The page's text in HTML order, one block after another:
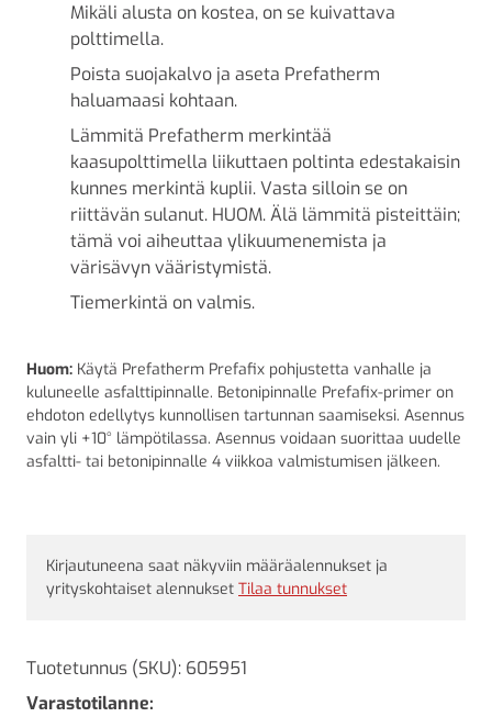
Mikäli alusta on kostea, on se kuivattava
polttimella.
Poista suojakalvo ja aseta Prefatherm
haluamaasi kohtaan.
Lämmitä Prefatherm merkintää
kaasupolttimella liikuttaen poltinta edestakaisin
kunnes merkintä kuplii. Vasta silloin se on
riittävän sulanut. HUOM. Älä lämmitä pisteittäin;
tämä voi aiheuttaa ylikuumenemista ja
värisävyn vääristymistä.
Tiemerkintä on valmis.
Huom: Käytä Prefatherm Prefafix pohjustetta vanhalle ja
kuluneelle asfalttipinnalle. Betonipinnalle Prefafix-primer on
ehdoton edellytys kunnollisen tartunnan saamiseksi. Asennus
vain yli +10° lämpötilassa. Asennus voidaan suorittaa uudelle
asfaltti- tai betonipinnalle 4 viikkoa valmistumisen jälkeen.
Kirjautuneena saat näkyviin määräalennukset ja
yrityskohtaiset alennukset Tilaa tunnukset
Tuotetunnus (SKU): 605951
Varastotilanne: